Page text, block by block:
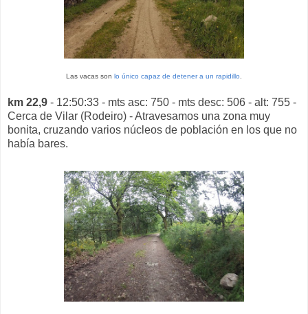
Las vacas son lo único capaz de detener a un rapidillo
km 22,9 - 12:50:33 - mts asc: 750 - mts desc: 506 - alt: 755 -
Cerca de Vilar (Rodeiro) - Atravesamos una zona muy
bonita, cruzando varios núcleos de población en los que no
había bares.